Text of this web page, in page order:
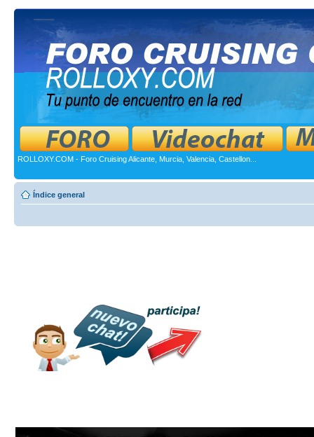
ROLLOXY.COM - Foro Cruising Alicante, Murcia, Valencia, Castellon...
Índice general